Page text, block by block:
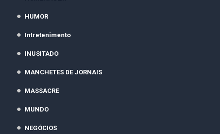
HUMOR
Intretenimento
INUSITADO
MANCHETES DE JORNAIS
MASSACRE
MUNDO
NEGÓCIOS